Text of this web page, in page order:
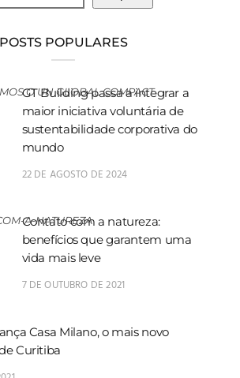
POSTS POPULARES
GT Building passa a integrar a
maior iniciativa voluntária de
sustentabilidade corporativa do
mundo
22 DE AGOSTO DE 2024
Contato com a natureza:
benefícios que garantem uma
vida mais leve
7 DE OUTUBRO DE 2021
Casa Milano, o mais novo
Curitiba